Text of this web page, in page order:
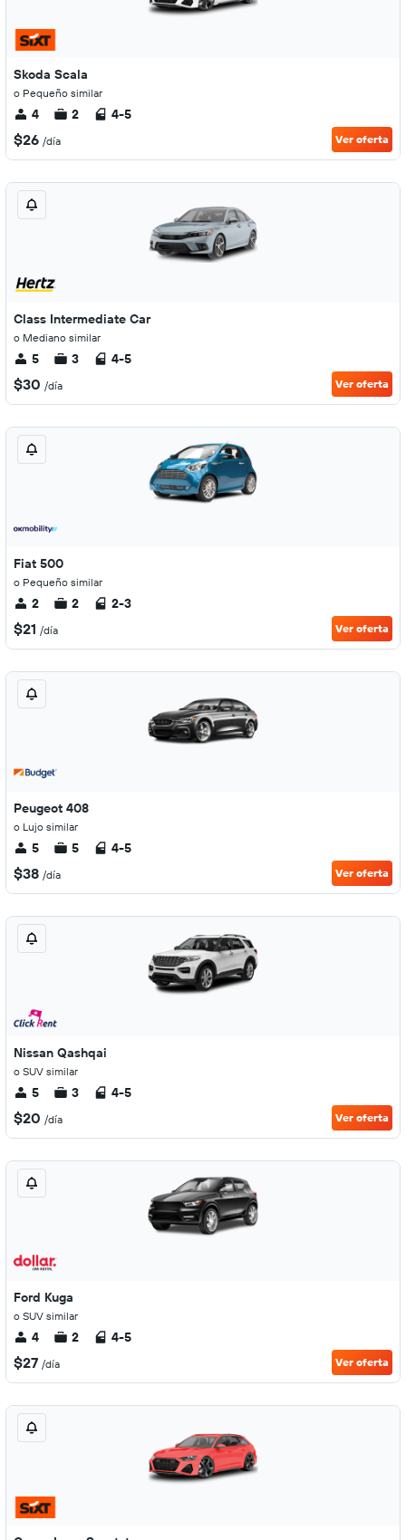
Skoda Scala
o Pequeño similar
4 2 4-5
$26 /día Ver oferta
Class Intermediate Car
o Mediano similar
5 3 4-5
$30 /día Ver oferta
Fiat 500
o Pequeño similar
2 2 2-3
$21 /día Ver oferta
Peugeot 408
o Lujo similar
5 5 4-5
$38 /día Ver oferta
Nissan Qashqai
o SUV similar
5 3 4-5
$20 /día Ver oferta
Ford Kuga
o SUV similar
4 2 4-5
$27 /día Ver oferta